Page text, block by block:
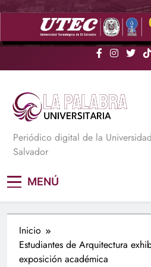
Saltar
La Palabra
Periódico digital de la
Salvador
MENÚ
Inicio
Estudiantes de Arquitectura
exposición académica